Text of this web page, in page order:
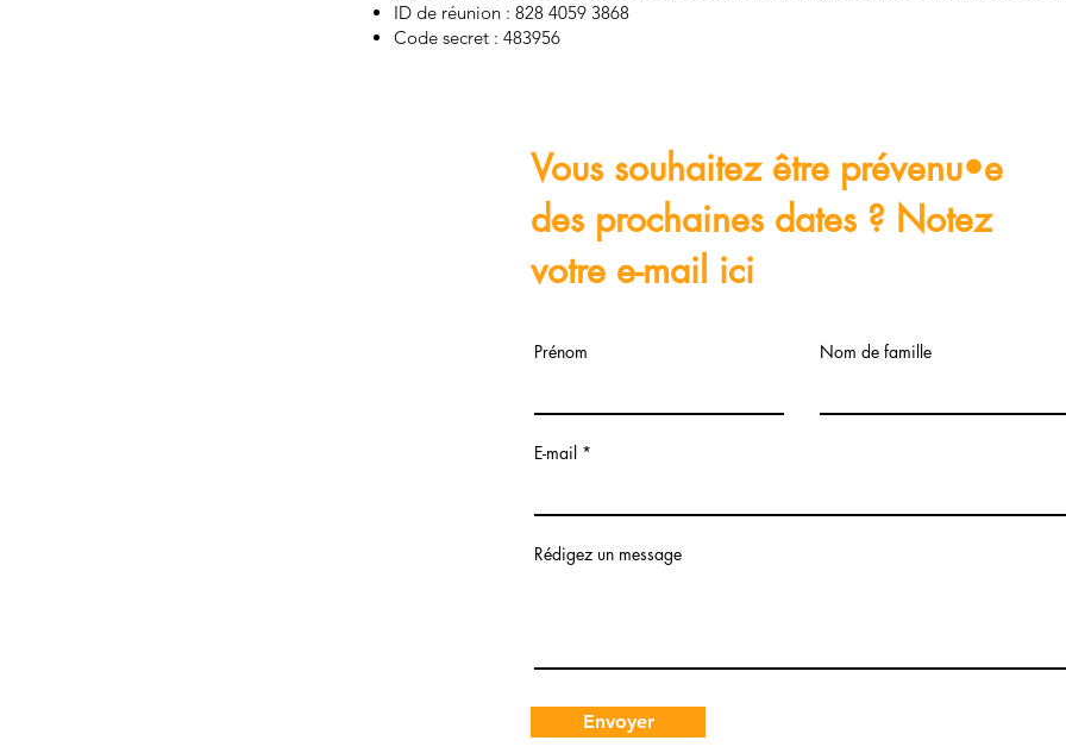
ID de réunion : 828 4059 3868
Code secret : 483956
Vous souhaitez être prévenu•e
des prochaines dates ? Notez
votre e-mail ici
Prénom Nom de famille
E-mail
Rédigez un message
Envoyer